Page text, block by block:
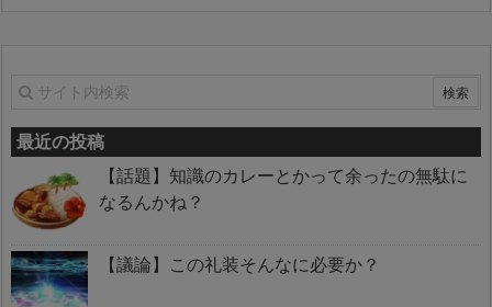
最近の投稿
【話題】知識のカレーとかって余ったの無駄に
なるんかね？
【議論】この礼装そんなに必要か？